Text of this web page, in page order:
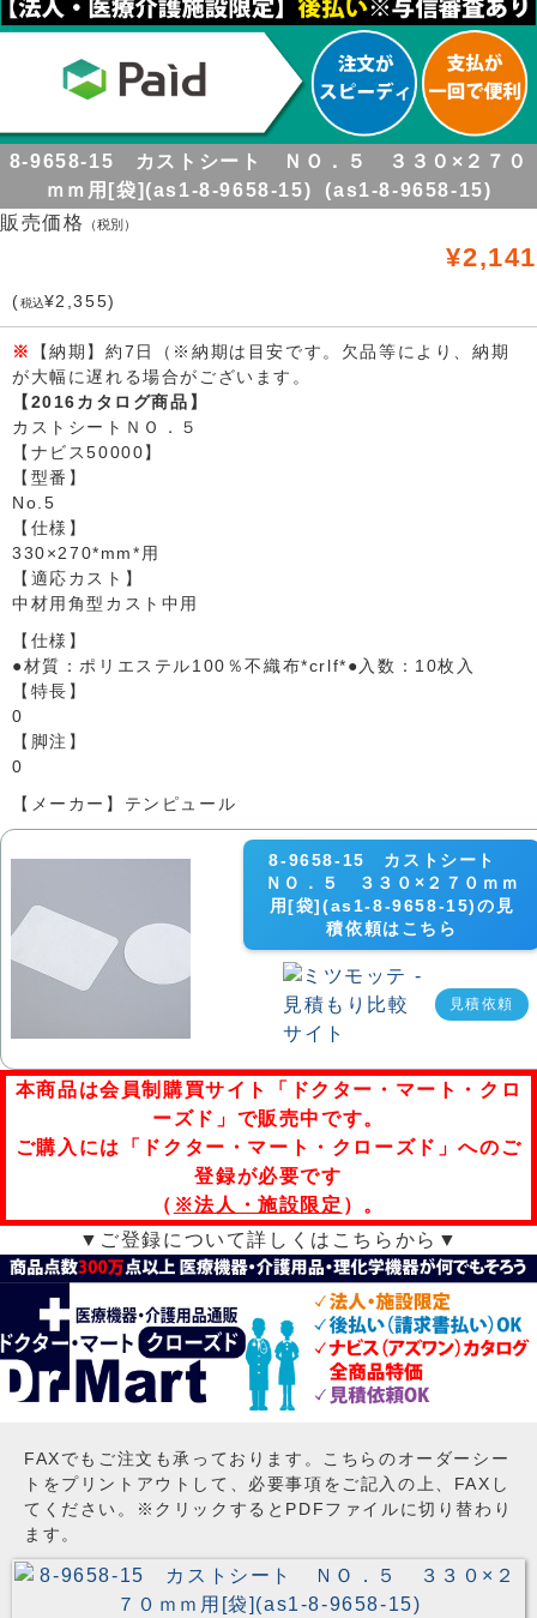
8-9658-15 カストシート ＮＯ．５ ３３０×２７０
ｍｍ用[袋](as1-8-9658-15) (as1-8-9658-15)
販売価格
（税別）
¥2,141
(税込¥2,355)
※
【納期】約7日（※納期は目安です。欠品等により、納期
が大幅に遅れる場合がございます。
【2016カタログ商品】
カストシートＮＯ．５
【ナビス50000】
【型番】
No.5
【仕様】
330×270*mm*用
【適応カスト】
中材用角型カスト中用
【仕様】
●材質：ポリエステル100％不織布*crlf*●入数：10枚入
【特長】
0
【脚注】
0
【メーカー】テンピュール
8-9658-15 カストシート
ＮＯ．５ ３３０×２７０ｍｍ
用[袋](as1-8-9658-15)の見
積依頼はこちら
見積依頼
本商品は会員制購買サイト「ドクター・マート・クロ
ーズド」で販売中です。
ご購入には「ドクター・マート・クローズド」へのご
登録が必要です
（ ※法人・施設限定 ）。
▼ご登録について詳しくはこちらから▼
FAXでもご注文も承っております。こちらのオーダーシー
トをプリントアウトして、必要事項をご記入の上、FAXし
てください。※クリックするとPDFファイルに切り替わり
ます。